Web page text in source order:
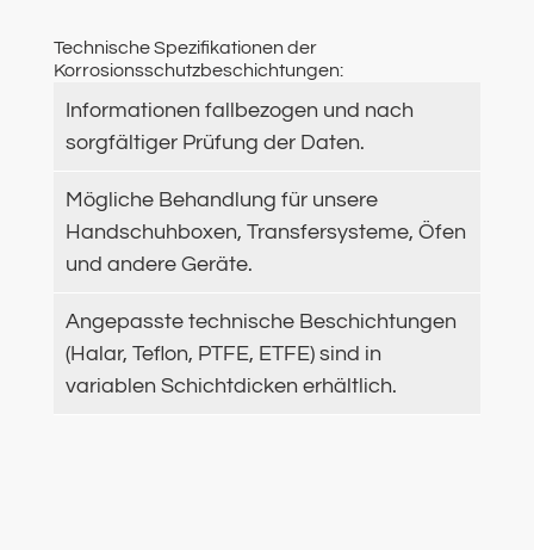
Technische Spezifikationen der
Korrosionsschutzbeschichtungen:
Informationen fallbezogen und nach
sorgfältiger Prüfung der Daten.
Mögliche Behandlung für unsere
Handschuhboxen, Transfersysteme, Öfen
und andere Geräte.
Angepasste technische Beschichtungen
(Halar, Teflon, PTFE, ETFE) sind in
variablen Schichtdicken erhältlich.